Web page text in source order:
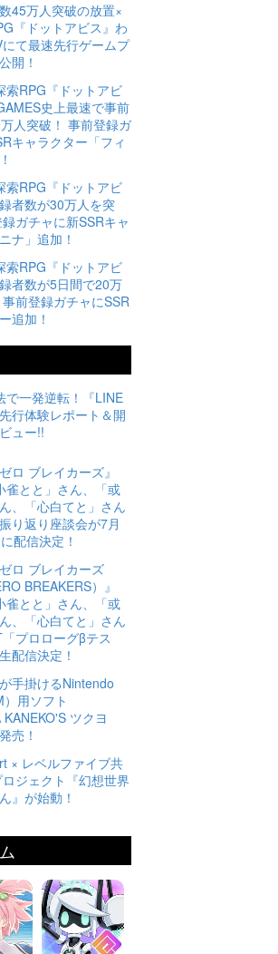
45万人突破の放置×
『ドットアビス』わ
にて最速先行ゲームプ
開！
索RPG『ドットアビ
史上最速で事前
人突破！ 事前登録ガ
キャラクター「フィ
索RPG『ドットアビ
者数が30万人を突
ガチャに新SSRキャ
ナ」追加！
索RPG『ドットアビ
者数が5日間で20万
前登録ガチャにSSR
追加！
で一発逆転！『LINE
行体験レポート＆開
ュー!!
ロ ブレイカーズ』
雀とと」さん、「或
、「心白てと」さん
り返り座談会が7月
配信決定！
ロ ブレイカーズ
BREAKERS）』
雀とと」さん、「或
、「心白てと」さん
プロローグβテス
配信決定！
手掛けるNintendo
用ソフト
KANEKO'S ツクヨ
売！
× レベルファイブ共
ジェクト『幻想世界
』が始動！